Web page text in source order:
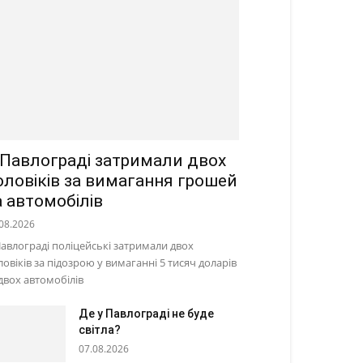
затримали двох
за вимагання грошей
автомобілів
поліцейські затримали двох
за підозрою у вимаганні 5 тисяч доларів
автомобілів
Де у Павлограді не буде
світла?
07.08.2026